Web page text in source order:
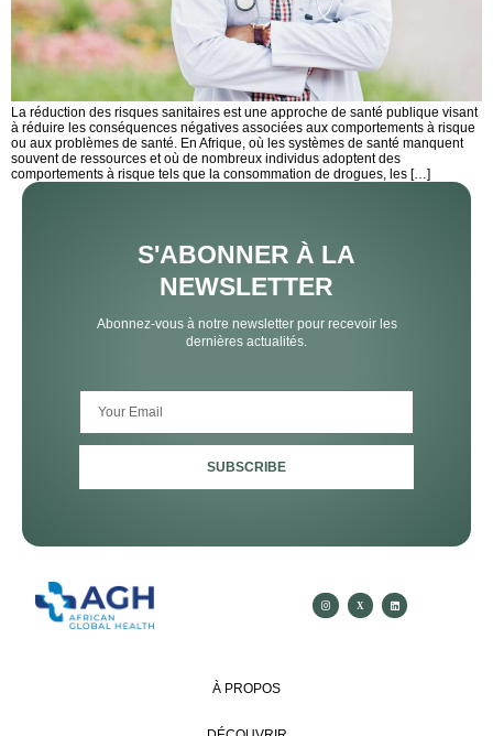
La réduction des risques sanitaires est une approche de santé publique visant
à réduire les conséquences négatives associées aux comportements à risque
ou aux problèmes de santé. En Afrique, où les systèmes de santé manquent
souvent de ressources et où de nombreux individus adoptent des
comportements à risque tels que la consommation de drogues, les […]
S'ABONNER À LA
NEWSLETTER
Abonnez-vous à notre newsletter pour recevoir les
dernières actualités.
SUBSCRIBE
À PROPOS